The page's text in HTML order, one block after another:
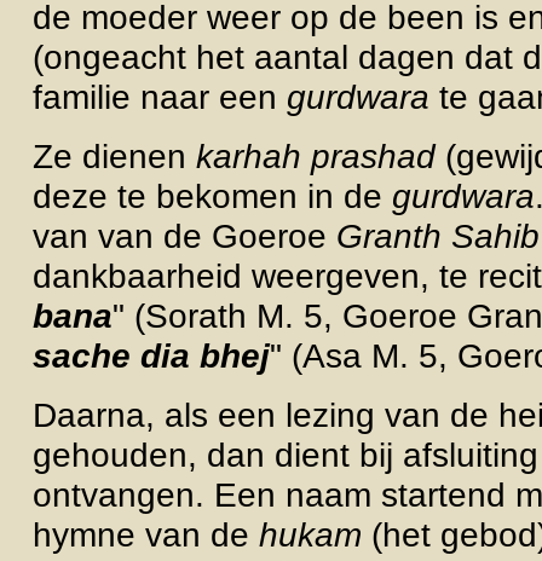
de moeder weer op de been is
(ongeacht het aantal dagen dat
familie naar een gurdwara te
Ze dienen karhah prashad
deze te bekomen in de gurdwara
van van de Goeroe Granth Sahib
dankbaarheid weergeven, te
bana" (Sorath M. 5, Goeroe
sache dia bhej" (Asa M. 5,
Daarna, als een lezing van de
gehouden, dan dient bij
ontvangen. Een naam startend
hymne van de hukam (het